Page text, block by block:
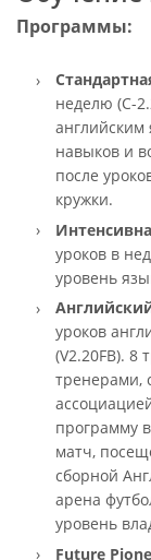
Программы:
неделю (C-
английским
навыков и
после
кружки.
уроков в
уровень
уроков
(V2.20FB). 8
тренерами,
программу
матч,
сборной
арена
уровень
Future